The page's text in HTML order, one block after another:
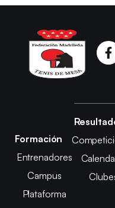
Formación
Entrenadores
Campus
Plataforma